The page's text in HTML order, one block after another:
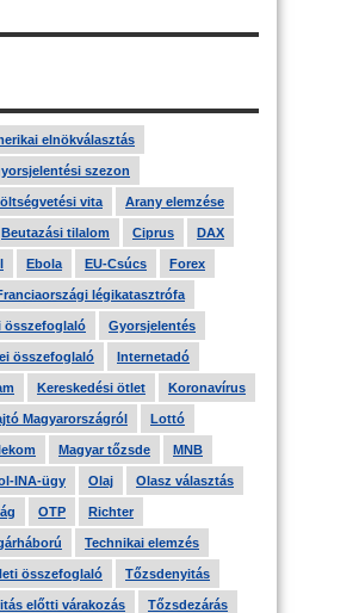
elnökválasztás
szezon
vita Arany elemzése
Beutazási tilalom Ciprus DAX
Ebola EU-Csúcs Forex
légikatasztrófa
összefoglaló Gyorsjelentés
összefoglaló Internetadó
Kereskedési ötlet Koronavírus
Magyarországról Lottó
Magyar tőzsde MNB
INA-ügy Olaj Olasz választás
OTP Richter
Technikai elemzés
összefoglaló Tőzsdenyitás
előtti várakozás Tőzsdezárás